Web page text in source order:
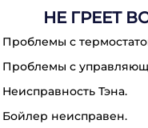
НЕ ГРЕЕТ
Проблемы с
Проблемы с
Неисправность Тэна.
Бойлер неисправен.